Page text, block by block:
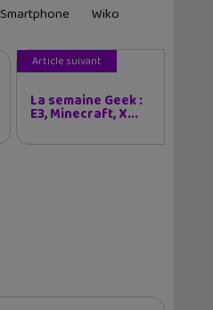
Smartphone Wiko
Article suivant
La semaine Geek :
E3, Minecraft, X...